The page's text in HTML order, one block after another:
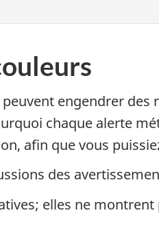
engendrer
chaque alerte
afin que vous
des
elles ne